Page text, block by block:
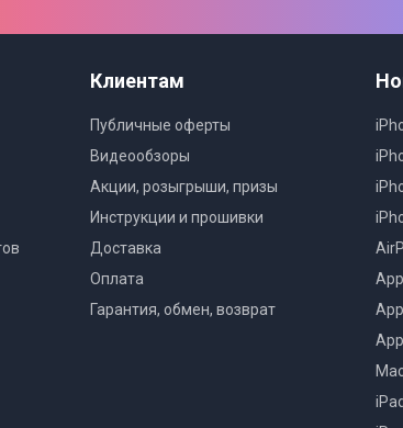
Клиентам
Публичные оферты
Видеообзоры
Акции, розыгрыши, призы
Инструкции и прошивки
Доставка
Оплата
Гарантия, обмен, возврат